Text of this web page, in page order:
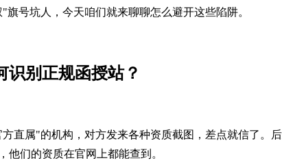
号坑人，今天咱们就来聊聊怎么避开这些陷阱。
识别正规函授站？
直属"的机构，对方发来各种资质截图，差点就信了。
他们的资质在官网上都能查到。